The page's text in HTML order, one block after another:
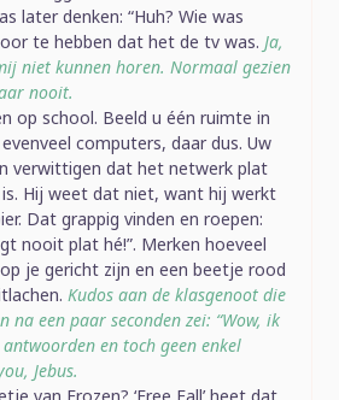
later denken: “Huh? Wie was
te hebben dat het de tv was. Ja,
niet kunnen horen. Normaal gezien
nooit.
op school. Beeld u één ruimte in
computers, daar dus. Uw
verwittigen dat het netwerk plat
Hij weet dat niet, want hij werkt
Dat grappig vinden en roepen:
nooit plat hé!”. Merken hoeveel
je gericht zijn en een beetje rood
Kudos aan de klasgenoot die
na een paar seconden zei: “Wow, ik
en toch geen enkel
Jebus.